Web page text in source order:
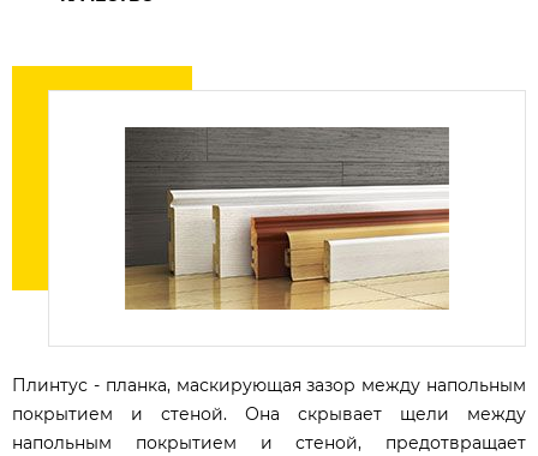
Плинтус - планка, маскирующая зазор между напольным
покрытием и стеной. Она скрывает щели между
напольным покрытием и стеной, предотвращает